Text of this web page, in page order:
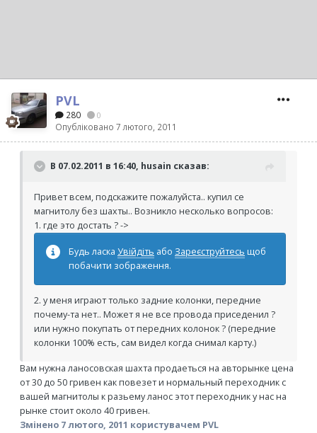
PVL
280 0
Опубліковано 7 лютого, 2011
В 07.02.2011 в 16:40, husain сказав:
Привет всем, подскажите пожалуйста.. купил се
магнитолу без шахты.. Возникло несколько вопросов:
1. где это достать ? ->
Будь ласка Увійдіть або Зареєструйтесь щоб
побачити зображення.
2. у меня играют только задние колонки, передние
почему-та нет.. Может я не все провода приседенил ?
или нужно покупать от передних колонок ? (передние
колонки 100% есть, сам видел когда снимал карту.)
Вам нужна ланосовская шахта продаеться на авторынке цена
от 30 до 50 гривен как повезет и нормальный переходник с
вашей магнитолы к разьему ланос этот переходник у нас на
рынке стоит около 40 гривен.
Змінено 7 лютого, 2011 користувачем PVL